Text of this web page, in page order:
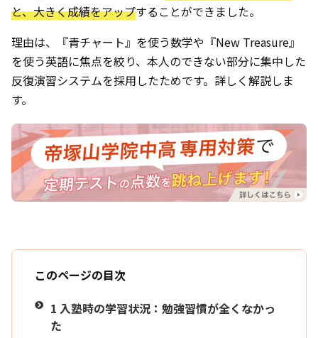
と、大きく成績をアップすることができました。
理由は、『青チャート』を使う数学や『New Treasure』
を使う英語に焦点を絞り、本人のできない部分に集中した
反復演習システムを採用したためです。詳しく解説しま
す。
このページの目次
1 入塾時の学習状況：勉強習慣が全くなかっ
た